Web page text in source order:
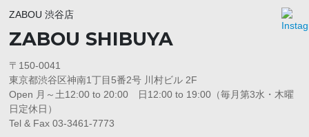
ZABOU 渋谷店
ZABOU SHIBUYA
〒150-0041
東京都渋谷区神南1丁目5番2号 川村ビル 2F
Open 月～土12:00 to 20:00 日12:00 to 19:00（毎月第3水・木曜
日定休日）
Tel & Fax 03-3461-7773